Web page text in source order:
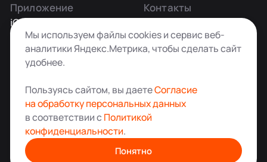
Приложение
iOS
Android
Контакты
Заказать звонок
+7 495 181-55-45
info@kladovkin.ru
Аренда склада для хранения вещей в Москве
© ООО «Кладовкин» 2026. Все права защищены
Мы используем файлы cookies и сервис веб-
аналитики Яндекс.Метрика, чтобы сделать сайт
удобнее.
Пользуясь сайтом, вы даетеСогласие
на обработку персональных данных
в соответствии с Политикой
конфиденциальности.
Понятно